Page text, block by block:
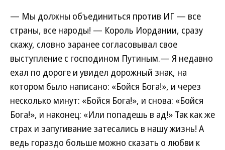
— Мы должны объединиться против ИГ — все
страны, все народы! — Король Иордании, сразу
скажу, словно заранее согласовывал свое
выступление с господином Путиным.— Я недавно
ехал по дороге и увидел дорожный знак, на
котором было написано: «Бойся Бога!», и через
несколько минут: «Бойся Бога!», и снова: «Бойся
Бога!», и наконец: «Или попадешь в ад!» Так как же
страх и запугивание затесались в нашу жизнь! А
ведь гораздо больше можно сказать о любви к